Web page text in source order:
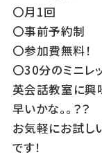
〇月1回
〇事前予約制
〇参加費無料！
〇30分のミニレッ
英会話教室に興
早いかな。。？？
お気軽にお試し
です！